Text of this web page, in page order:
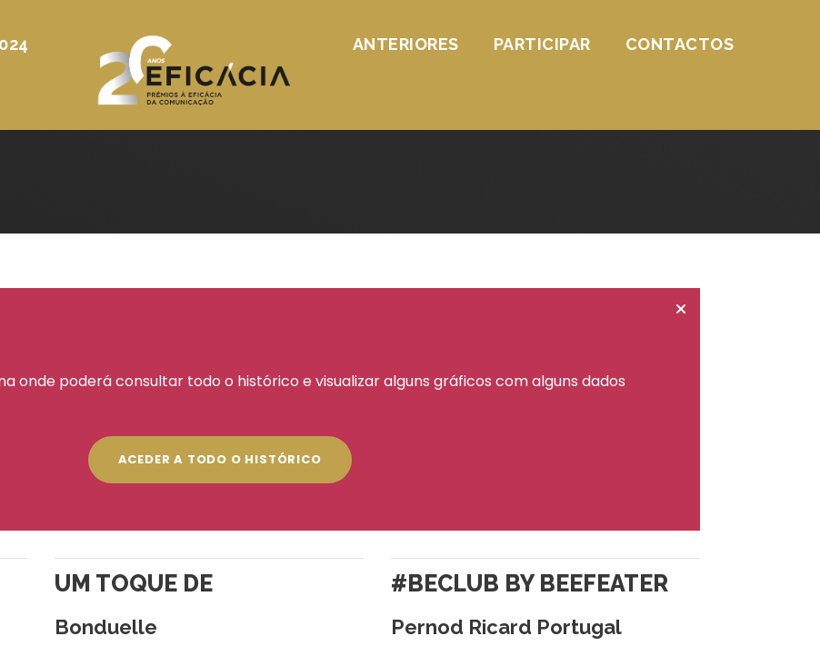
ANTERIORES PARTICIPAR CONTACTOS
onde poderá consultar todo o histórico e visualizar alguns gráficos com alguns dados
ACEDER A TODO O HISTÓRICO
UM TOQUE DE
Bonduelle
#BECLUB BY BEEFEATER
Pernod Ricard Portugal